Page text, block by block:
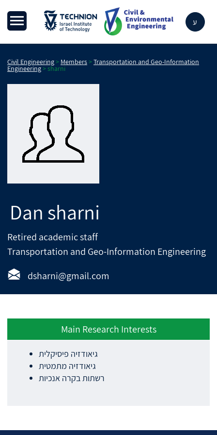
ע
Civil Engineering> Members>Transportation and Geo-Information
Engineering>sharni
Dan sharni
Retired academic staff
Transportation and Geo-Information Engineering
dsharni@gmail.com
Main Research Interests
גיאודזיה פיסיקלית
גיאודזיה מתמטית
רשתות בקרה אנכיות